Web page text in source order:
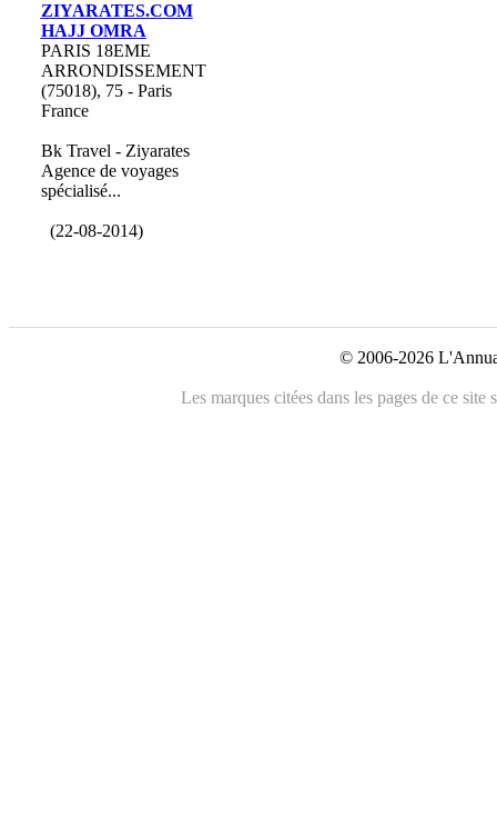
ZIYARATES.COM
HAJJ OMRA
PARIS 18EME
ARRONDISSEMENT
(75018), 75 - Paris
France
Bk Travel - Ziyarates
Agence de voyages
spécialisé...
(22-08-2014)
© 2006-2026
Les marques citées dans les pages de ce